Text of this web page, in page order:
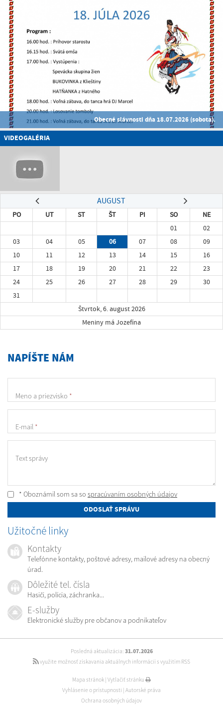
Obecné slávnosti dňa 18.07.2026 (sobota).
VIDEOGALÉRIA
AUGUST
PO UT ST ŠT PI SO
NE
01
02
03
04 05 06 07 08
09
10
11 12 13 14 15
16
17
18 19 20 21 22
23
24
25 26 27 28 29
30
31
Štvrtok, 6. august 2026
Meniny má Jozefína
NAPÍŠTE NÁM
Meno a priezvisko *
E-mail *
Text správy
* Oboznámil som sa so spracúvaním osobných údajov
ODOSLAŤ SPRÁVU
Užitočné linky
Kontakty
Telefónne kontakty, poštové adresy, mailové adresy na obecný
úrad.
Dôležité tel. čísla
Hasiči, polícia, záchranka...
E-služby
Elektronické služby pre občanov a podnikateľov
Posledná aktualizácia: 31.07.2026
využite možnosť získavania aktuálnych informácií s využitím RSS
Mapa stránok | Vytlačiť stránku
Vyhlásenie o prístupnosti | Autorské práva
Ochrana osobných údajov